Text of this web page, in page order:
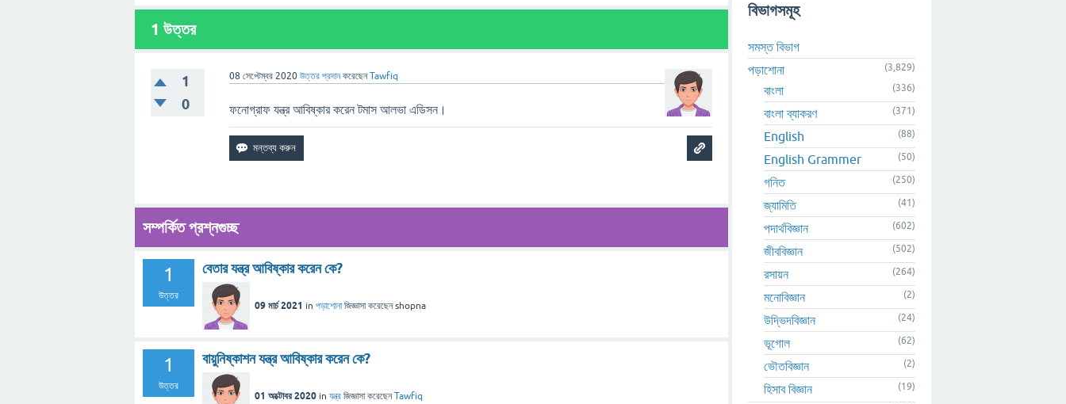
1 উত্তর
1
0
08 সেপ্টেম্বর 2020 উত্তর প্রদান করেছেনTawfiq
ফনোগ্রাফ যন্ত্র আবিষ্কার করেন টমাস আলভা এডিসন।
সম্পর্কিত প্রশ্নগুচ্ছ
1
উত্তর
বেতার যন্ত্র আবিষ্কার করেন কে?
09 মার্চ 2021 in পড়াশোনা জিজ্ঞাসা করেছেনshopna
1
উত্তর
বায়ুনিষ্কাশন যন্ত্র আবিষ্কার করেন কে?
01 অক্টোবর 2020 in যন্ত্র জিজ্ঞাসা করেছেনTawfiq
বিভাগসমূহ
সমস্ত বিভাগ
পড়াশোনা
(3,829)
বাংলা (336)
বাংলা ব্যাকরণ (371)
English (88)
English Grammer (50)
গনিত (250)
জ্যামিতি (41)
পদার্থবিজ্ঞান (602)
জীববিজ্ঞান (502)
রসায়ন (264)
মনোবিজ্ঞান (2)
উদ্ভিদবিজ্ঞান (24)
ভূগোল (62)
ভৌতবিজ্ঞান (2)
হিসাব বিজ্ঞান (19)